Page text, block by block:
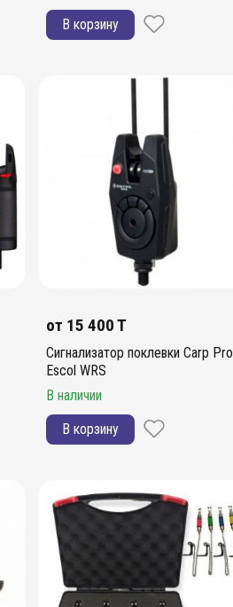
В корзину
от 15 400 T
Сигнализатор поклевки Carp Pro
Escol WRS
В наличии
В корзину